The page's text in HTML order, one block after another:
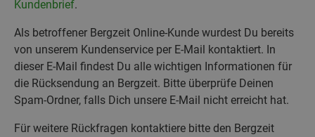
Kundenbrief.
Als betroffener Bergzeit Online-Kunde wurdest Du bereits
von unserem Kundenservice per E-Mail kontaktiert. In
dieser E-Mail findest Du alle wichtigen Informationen für
die Rücksendung an Bergzeit. Bitte überprüfe Deinen
Spam-Ordner, falls Dich unsere E-Mail nicht erreicht hat.
Für weitere Rückfragen kontaktiere bitte den Bergzeit